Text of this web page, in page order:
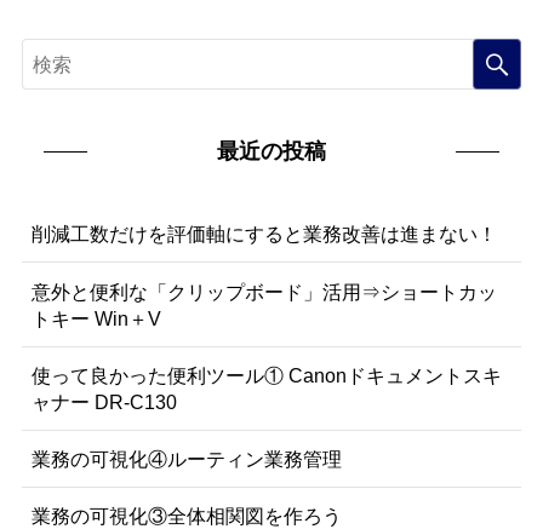
最近の投稿
削減工数だけを評価軸にすると業務改善は進まない！
意外と便利な「クリップボード」活用⇒ショートカッ
トキー Win＋V
使って良かった便利ツール① Canonドキュメントスキ
ャナー DR-C130
業務の可視化④ルーティン業務管理
業務の可視化③全体相関図を作ろう